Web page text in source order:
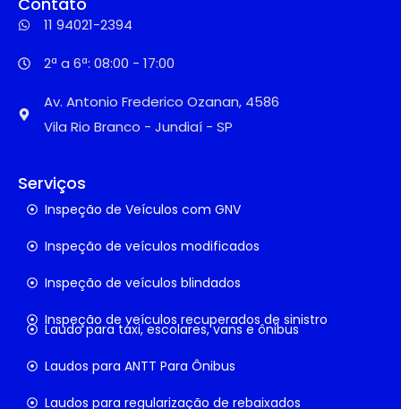
Serviços
Inspeção de Veículos com GNV
Inspeção de veículos modificados
Inspeção de veículos blindados
Inspeção de veículos recuperados de sinistro
Laudo para táxi, escolares, vans e ônibus
Laudos para ANTT Para Ônibus
Laudos para regularização de rebaixados
11 94021-2394
2ª a 6ª: 08:00 - 17:00
Av. Antonio Frederico Ozanan, 4586
Vila Rio Branco - Jundiaí - SP